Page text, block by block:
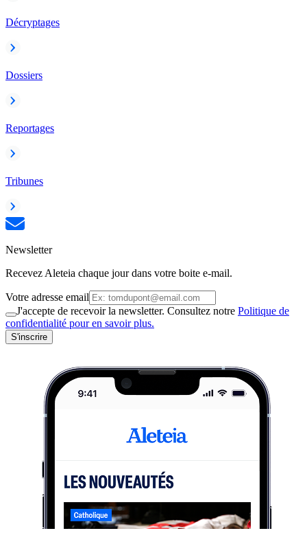
Décryptages
Dossiers
Reportages
Tribunes
Newsletter
Recevez Aleteia chaque jour dans votre boite e-mail.
Votre adresse email
J'accepte de recevoir la newsletter. Consultez notre Politique de
confidentialité pour en savoir plus.
S'inscrire